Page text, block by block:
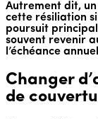
Autrement dit,
cette résiliation
poursuit
souvent revenir
l’échéance
Changer
de